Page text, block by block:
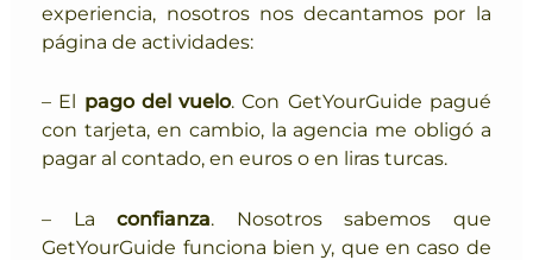
experiencia, nosotros nos decantamos por la
página de actividades:
– El pago del vuelo. Con GetYourGuide pagué
con tarjeta, en cambio, la agencia me obligó a
pagar al contado, en euros o en liras turcas.
– Laconfianza. Nosotros sabemos que
GetYourGuide funciona bien y, que en caso de